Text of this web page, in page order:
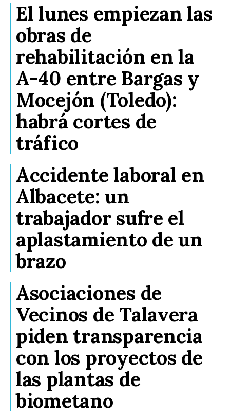
El lunes empiezan las
obras de
rehabilitación en la
A-40 entre Bargas y
Mocejón (Toledo):
habrá cortes de
tráfico
Accidente laboral en
Albacete: un
trabajador sufre el
aplastamiento de un
brazo
Asociaciones de
Vecinos de Talavera
piden transparencia
con los proyectos de
las plantas de
biometano